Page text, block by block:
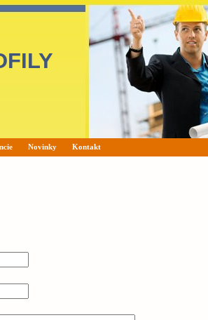
Novinky Kontakt